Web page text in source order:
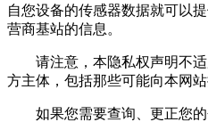
自您设备的传感器数据就可以
营商基站的信息。
请注意，本隐私权声明不适
方主体，包括那些可能向本网站
如果您需要查询、更正您的